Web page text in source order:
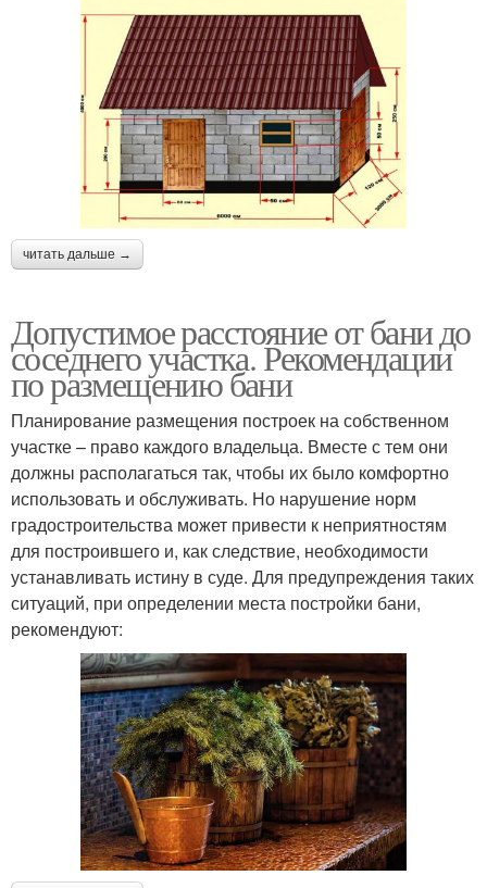
читать дальше →
Допустимое расстояние от бани до
соседнего участка. Рекомендации
по размещению бани
Планирование размещения построек на собственном
участке – право каждого владельца. Вместе с тем они
должны располагаться так, чтобы их было комфортно
использовать и обслуживать. Но нарушение норм
градостроительства может привести к неприятностям
для построившего и, как следствие, необходимости
устанавливать истину в суде. Для предупреждения таких
ситуаций, при определении места постройки бани,
рекомендуют: